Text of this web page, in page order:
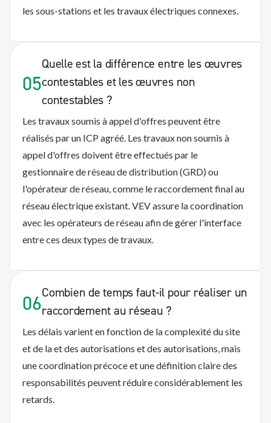
les sous-stations et les travaux électriques connexes.
05
Quelle est la différence entre les œuvres
contestables et les œuvres non
contestables ?
Les travaux soumis à appel d'offres peuvent être
réalisés par un ICP agréé. Les travaux non soumis à
appel d'offres doivent être effectués par le
gestionnaire de réseau de distribution (GRD) ou
l'opérateur de réseau, comme le raccordement final au
réseau électrique existant. VEV assure la coordination
avec les opérateurs de réseau afin de gérer l'interface
entre ces deux types de travaux.
06Combien de temps faut-il pour réaliser un
raccordement au réseau ?
Les délais varient en fonction de la complexité du site
et de laet des autorisations et des autorisations, mais
une coordination précoce et une définition claire des
responsabilités peuvent réduire considérablement les
retards.